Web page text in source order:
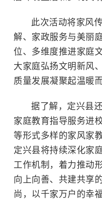
此次活动将家风
解、家政服务与美丽
位、多维度推进家庭
大家庭弘扬文明新风
质量发展凝聚起温暖
据了解，定兴县
家庭教育指导服务进
等形式多样的家风家
定兴县将持续深化家
工作机制，着力推动
向上向善、共建共享
尚，以千家万户的幸